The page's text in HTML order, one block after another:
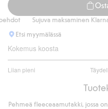
Sujuva maksaminen Klarnalla
Etsi myymälässä
Kokemus koosta
Liian pieni
/
ääneen
Pehmeä fleeceaamutakki, jossa